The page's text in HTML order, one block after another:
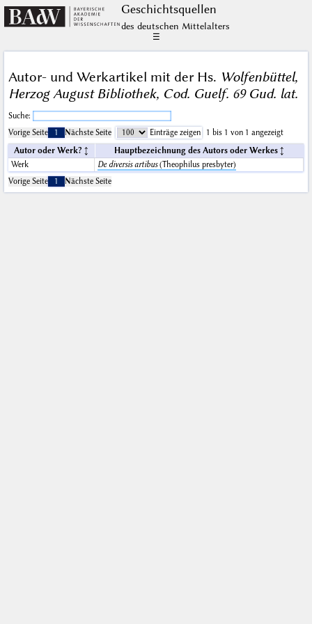
Geschichts­quellen
des deutschen Mittelalters
☰
Autor- und Werkartikel mit der Hs. Wolfenbüttel,
Herzog August Bibliothek, Cod. Guelf. 69 Gud. lat.
Suche:
Vorige Seite
1 Nächste Seite Einträge zeigen
1 bis 1 von 1 angezeigt
Autor oder Werk?
Hauptbezeichnung des Autors oder Werkes
Werk
De diversis artibus(Theophilus presbyter)
Vorige Seite
1 Nächste Seite